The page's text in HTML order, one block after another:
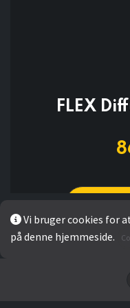
FLEX
Vi bruger cookies for
på denne hjemmeside.